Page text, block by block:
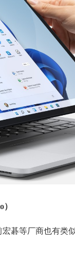
宏碁等厂商也有类